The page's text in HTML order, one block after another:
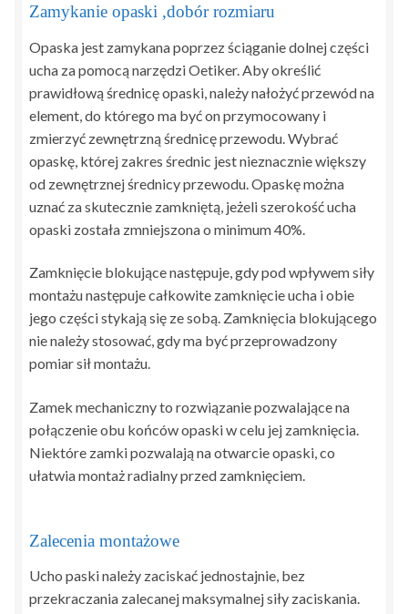
Zamykanie opaski ,dobór rozmiaru
Opaska jest zamykana poprzez ściąganie dolnej części
ucha za pomocą narzędzi Oetiker. Aby określić
prawidłową średnicę opaski, należy nałożyć przewód na
element, do którego ma być on przymocowany i
zmierzyć zewnętrzną średnicę przewodu. Wybrać
opaskę, której zakres średnic jest nieznacznie większy
od zewnętrznej średnicy przewodu. Opaskę można
uznać za skutecznie zamkniętą, jeżeli szerokość ucha
opaski została zmniejszona o minimum 40%.
Zamknięcie blokujące następuje, gdy pod wpływem siły
montażu następuje całkowite zamknięcie ucha i obie
jego części stykają się ze sobą. Zamknięcia blokującego
nie należy stosować, gdy ma być przeprowadzony
pomiar sił montażu.
Zamek mechaniczny to rozwiązanie pozwalające na
połączenie obu końców opaski w celu jej zamknięcia.
Niektóre zamki pozwalają na otwarcie opaski, co
ułatwia montaż radialny przed zamknięciem.
Zalecenia montażowe
Ucho paski należy zaciskać jednostajnie, bez
przekraczania zalecanej maksymalnej siły zaciskania.